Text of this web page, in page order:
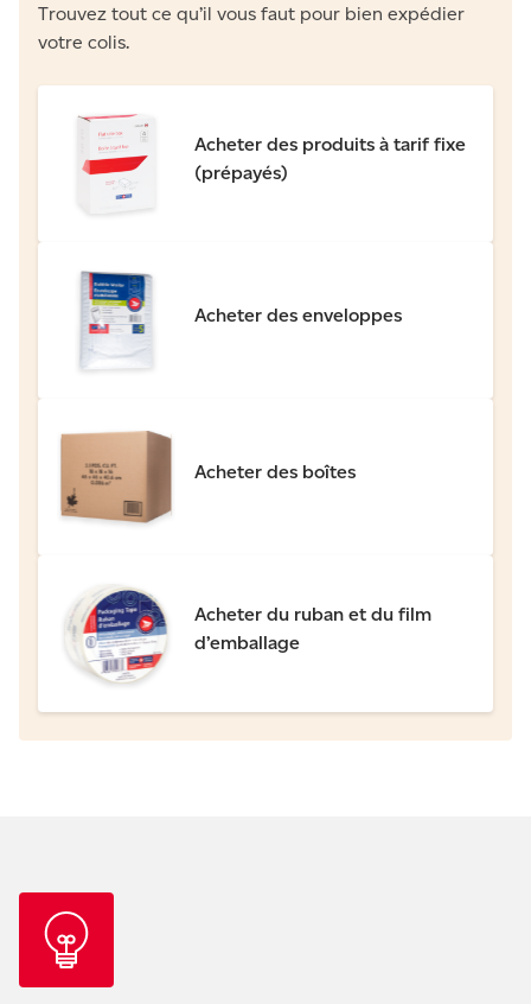
Trouvez tout ce qu’il vous faut pour bien expédier
votre colis.
Acheter des produits à tarif fixe
(prépayés)
Acheter des enveloppes
Acheter des boîtes
Acheter du ruban et du film
d’emballage